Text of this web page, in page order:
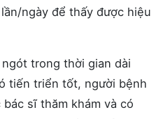
ngày để thấy được hiệu
trong thời gian dài
tiến triển tốt, người bệnh
sĩ thăm khám và có